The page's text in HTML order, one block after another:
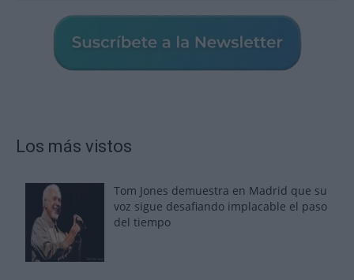
Los más vistos
Tom Jones demuestra en Madrid que su
voz sigue desafiando implacable el paso
del tiempo